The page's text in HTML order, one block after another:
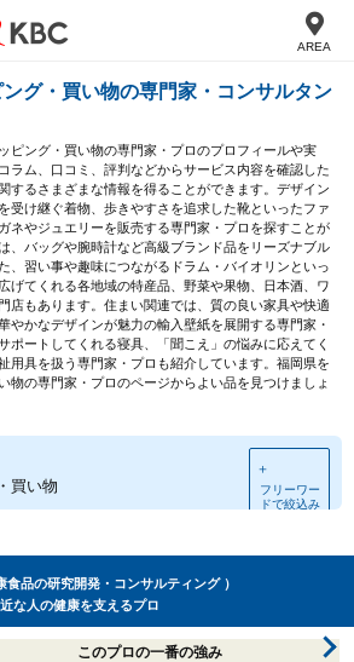
AREA
グ・買い物の専門家・コンサルタン
ピング・買い物の専門家・プロのプロフィールや実
ラム、口コミ、評判などからサービス内容を確認した
するさまざまな情報を得ることができます。デザイン
受け継ぐ着物、歩きやすさを追求した靴といったファ
ネやジュエリーを販売する専門家・プロを探すことが
、バッグや腕時計など高級ブランド品をリーズナブル
、習い事や趣味につながるドラム・バイオリンといっ
げてくれる各地域の特産品、野菜や果物、日本酒、ワ
店もあります。住まい関連では、質の良い家具や快適
やかなデザインが魅力の輸入壁紙を展開する専門家・
ポートしてくれる寝具、「聞こえ」の悩みに応えてく
用具を扱う専門家・プロも紹介しています。福岡県を
物の専門家・プロのページからよい品を見つけましょ
買い物
＋
フリーワー
ドで絞込み
食品の研究開発・コンサルティング ）
な人の健康を支えるプロ
このプロの一番の強み